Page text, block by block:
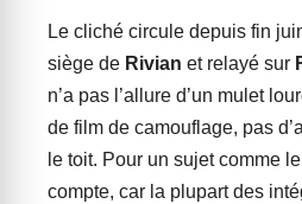
Le cliché circule depuis fin
siège de Rivian et relayé sur
n’a pas l’allure d’un mulet
de film de camouflage, pas
le toit. Pour un sujet comme le
compte, car la plupart des